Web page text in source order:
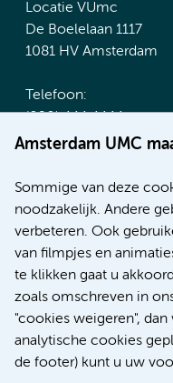
Amsterdam UMC
Sommige van deze
noodzakelijk. Andere
verbeteren. Ook
van filmpjes en
te klikken gaat u
zoals omschreven in
"cookies weigeren",
analytische cookies
de footer) kunt u uw
Locatie VUmc
De Boelelaan 1117
1081 HV Amsterdam
Telefoon:
(020) 444 4444
Route & Parkeren
Meer Amsterdam
Werken bij Amsterdam
Over Amsterdam UMC
Nieuws
Research
Educatie Locatie VUmc